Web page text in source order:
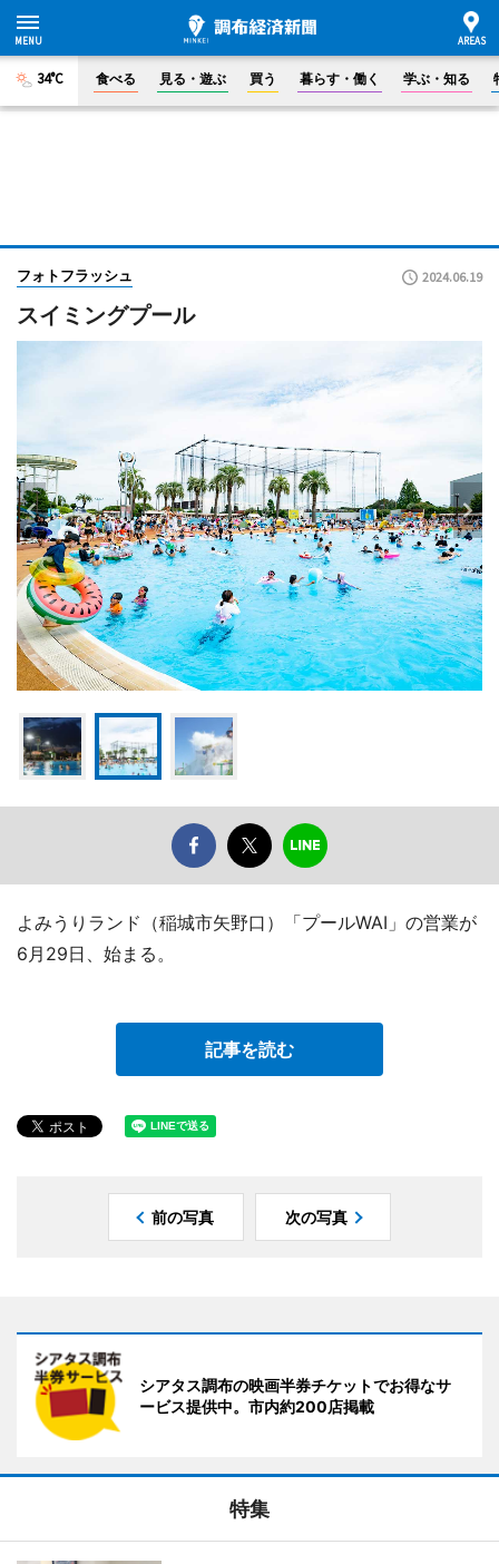
34°C 食べる 見る・遊ぶ 買う 暮らす・働く 学ぶ・知る
フォトフラッシュ 2024.06.19
スイミングプール
よみうりランド（稲城市矢野口）「プールWAI」の営業が
6月29日、始まる。
記事を読む
前の写真 次の写真
シアタス調布の映画半券チケットでお得なサ
ービス提供中。市内約200店掲載
特集